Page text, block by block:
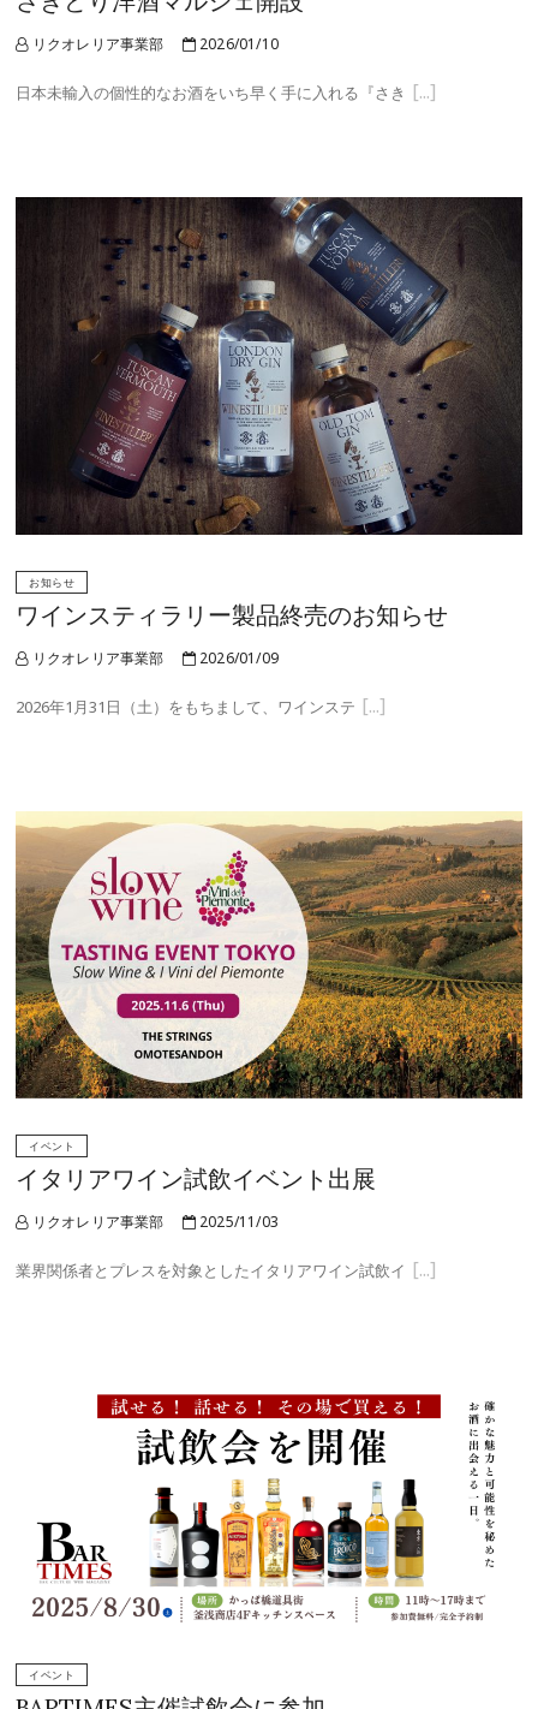
リクオレリア事業部 2026/01/10
日本未輸入の個性的なお酒をいち早く手に入れる『さき
お知らせ
ワインスティラリー製品終売のお知らせ
リクオレリア事業部 2026/01/09
2026年1月31日（土）をもちまして、ワインステ
イベント
イタリアワイン試飲イベント出展
リクオレリア事業部 2025/11/03
業界関係者とプレスを対象としたイタリアワイン試飲イ
イベント